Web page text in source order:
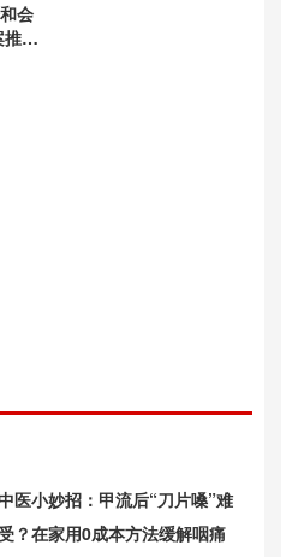
会
进
医小妙招：甲流后“刀片嗓”难
？在家用0成本方法缓解咽痛